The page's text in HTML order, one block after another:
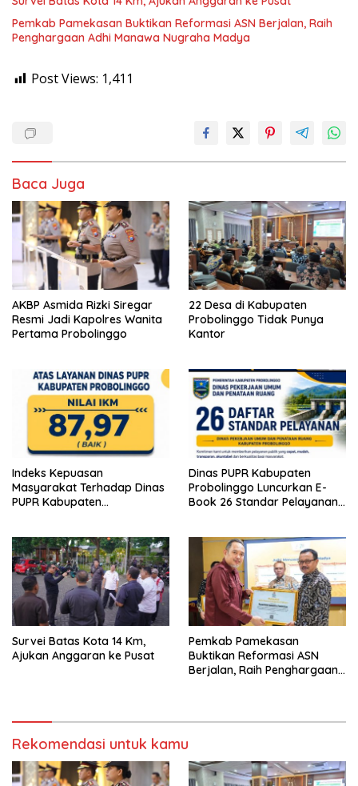
Pemkab Pamekasan Buktikan Reformasi ASN Berjalan, Raih
Penghargaan Adhi Manawa Nugraha Madya
Post Views: 1,411
Baca Juga
AKBP Asmida Rizki Siregar
Resmi Jadi Kapolres Wanita
Pertama Probolinggo
22 Desa di Kabupaten
Probolinggo Tidak Punya
Kantor
Indeks Kepuasan
Masyarakat Terhadap Dinas
PUPR Kabupaten
Dinas PUPR Kabupaten
Probolinggo Luncurkan E-
Book 26 Standar Pelayanan
Survei Batas Kota 14 Km,
Ajukan Anggaran ke Pusat
Pemkab Pamekasan
Buktikan Reformasi ASN
Berjalan, Raih Penghargaan
Rekomendasi untuk kamu